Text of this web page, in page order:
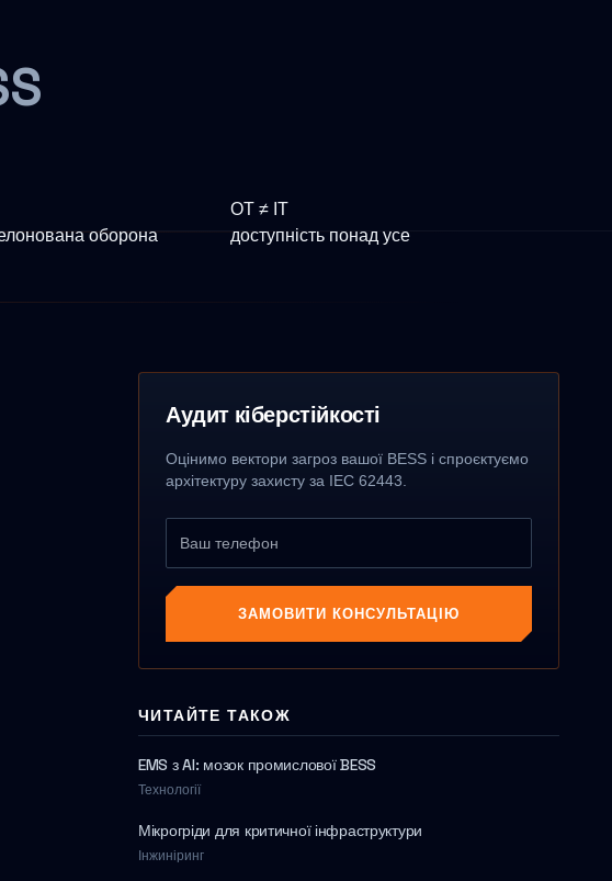
оборона
OT ≠ IT
доступність понад усе
Аудит кіберстійкості
Оцінимо вектори загроз вашої BESS і спроєктуємо
архітектуру захисту за IEC 62443.
ЗАМОВИТИ КОНСУЛЬТАЦІЮ
ЧИТАЙТЕ ТАКОЖ
EMS з AI: мозок промислової BESS
Технології
Мікрогріди для критичної інфраструктури
Інжиніринг